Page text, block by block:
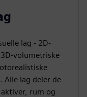
lag - 2D-
volumetriske
lag deler de
rum og